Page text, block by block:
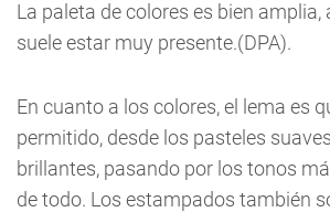
La paleta de colores es bien amplia,
suele estar muy presente.(DPA).
En cuanto a los colores, el lema es
permitido, desde los pasteles
brillantes, pasando por los tonos
de todo. Los estampados también